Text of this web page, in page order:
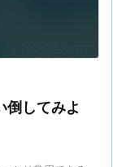
倒してみよ